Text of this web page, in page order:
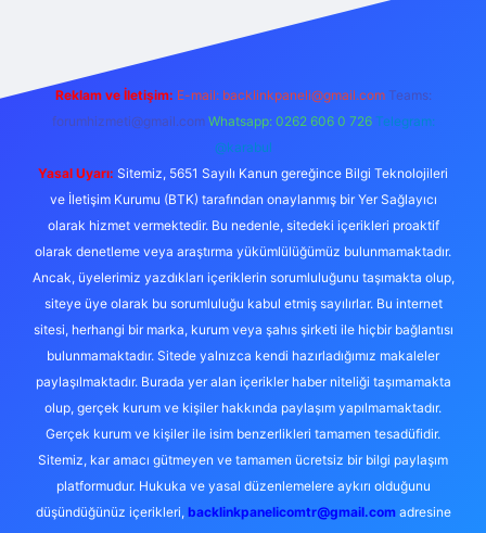
Reklam ve İletişim: E-mail: backlinkpaneli@gmail.com Teams:
forumhizmeti@gmail.com Whatsapp: 0262 606 0 726 Telegram:
@karabul
Yasal Uyarı: Sitemiz, 5651 Sayılı Kanun gereğince Bilgi Teknolojileri
ve İletişim Kurumu (BTK) tarafından onaylanmış bir Yer Sağlayıcı
olarak hizmet vermektedir. Bu nedenle, sitedeki içerikleri proaktif
olarak denetleme veya araştırma yükümlülüğümüz bulunmamaktadır.
Ancak, üyelerimiz yazdıkları içeriklerin sorumluluğunu taşımakta olup,
siteye üye olarak bu sorumluluğu kabul etmiş sayılırlar. Bu internet
sitesi, herhangi bir marka, kurum veya şahıs şirketi ile hiçbir bağlantısı
bulunmamaktadır. Sitede yalnızca kendi hazırladığımız makaleler
paylaşılmaktadır. Burada yer alan içerikler haber niteliği taşımamakta
olup, gerçek kurum ve kişiler hakkında paylaşım yapılmamaktadır.
Gerçek kurum ve kişiler ile isim benzerlikleri tamamen tesadüfidir.
Sitemiz, kar amacı gütmeyen ve tamamen ücretsiz bir bilgi paylaşım
platformudur. Hukuka ve yasal düzenlemelere aykırı olduğunu
düşündüğünüz içerikleri, backlinkpanelicomtr@gmail.comadresine